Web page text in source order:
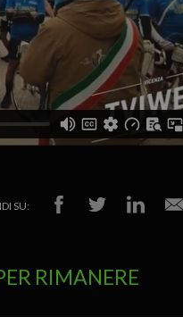
SU:
RIMANERE